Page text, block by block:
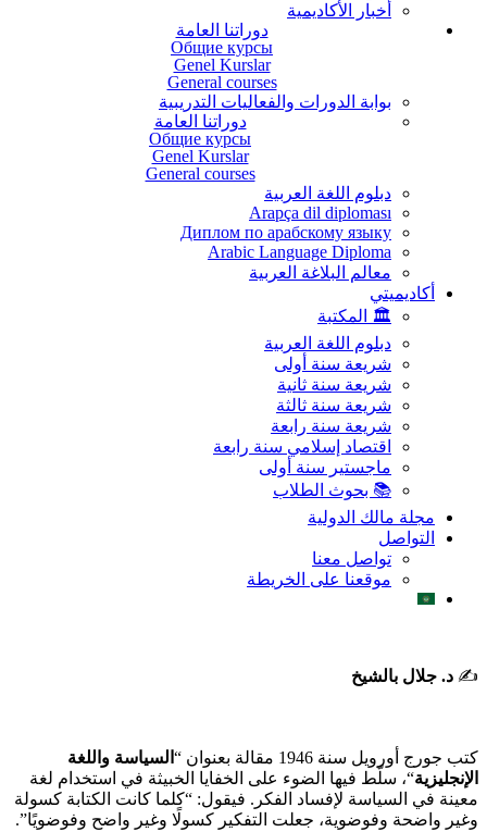
أخبار الأكاديمية
دوراتنا العامة
Общие курсы
Genel Kurslar
General courses
بوابة الدورات والفعاليات التدريبية
دوراتنا العامة
Общие курсы
Genel Kurslar
General courses
دبلوم اللغة العربية
Arapça dil diploması
Диплом по арабскому языку
Arabic Language Diploma
معالم البلاغة العربية
أكاديميتي
🏛️ المكتبة
دبلوم اللغة العربية
شريعة سنة أولى
شريعة سنة ثانية
شريعة سنة ثالثة
شريعة سنة رابعة
اقتصاد إسلامي سنة رابعة
ماجستير سنة أولى
📚 بحوث الطلاب
مجلة مالك الدولية
التواصل
تواصل معنا
موقعنا على الخريطة
✍️ د. جلال بالشيخ
كتب جورج أورويل سنة 1946 مقالة بعنوان “
السياسة واللغة
الإنجليزية“، سلّط فيها الضوء على الخفايا الخبيثة في استخدام لغة
معينة في السياسة لإفساد الفكر. فيقول: “كلما كانت الكتابة كسولة
وغير واضحة وفوضوية، جعلت التفكير كسولًا وغير واضح وفوضويًا”.